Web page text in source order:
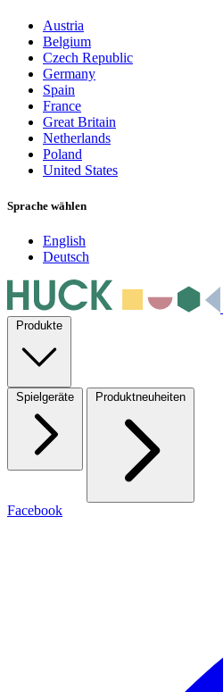
Austria
Belgium
Czech Republic
Germany
Spain
France
Great Britain
Netherlands
Poland
United States
Sprache wählen
English
Deutsch
Produkte
Spielgeräte Produktneuheiten
Facebook